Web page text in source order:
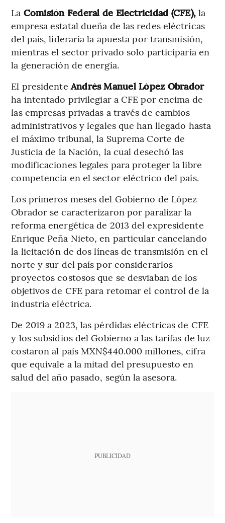
La Comisión Federal de Electricidad (CFE),la
empresa estatal dueña de las redes eléctricas
del país, lideraría la apuesta por transmisión,
mientras el sector privado solo participaría en
la generación de energía.
El presidenteAndrés Manuel López Obrador
ha intentado privilegiar a CFE por encima de
las empresas privadas a través de cambios
administrativos y legales que han llegado hasta
el máximo tribunal, la Suprema Corte de
Justicia de la Nación, la cual desechó las
modificaciones legales para proteger la libre
competencia en el sector eléctrico del país.
Los primeros meses del Gobierno de López
Obrador se caracterizaron por paralizar la
reforma energética de 2013 del expresidente
Enrique Peña Nieto, en particular cancelando
la licitación de dos líneas de transmisión en el
norte y sur del país por considerarlos
proyectos costosos que se desviaban de los
objetivos de CFE para retomar el control de la
industria eléctrica.
De 2019 a 2023, las pérdidas eléctricas de CFE
y los subsidios del Gobierno a las tarifas de luz
costaron al país MXN$440.000 millones, cifra
que equivale a la mitad del presupuesto en
salud del año pasado, según la asesora.
PUBLICIDAD